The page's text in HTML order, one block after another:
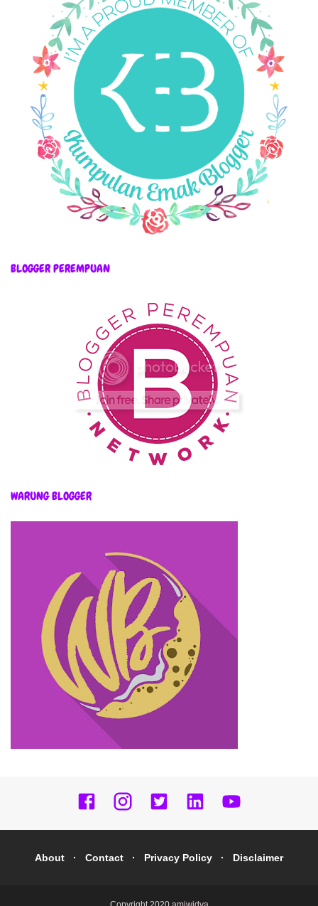
BLOGGER PEREMPUAN
WARUNG BLOGGER
About Contact Privacy Policy Disclaimer